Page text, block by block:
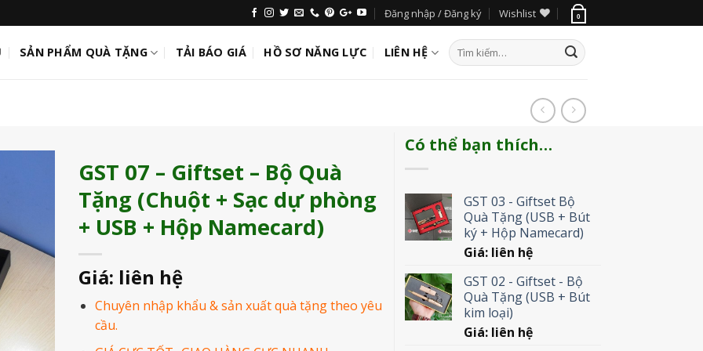
Đăng nhập / Đăng ký Wishlist 0
SẢN PHẨM QUÀ TẶNG TẢI BÁO GIÁ HỒ SƠ NĂNG LỰC LIÊN HỆ
GST 07 – Giftset – Bộ Quà
Tặng (Chuột + Sạc dự phòng
+ USB + Hộp Namecard)
Giá: liên hệ
Chuyên nhập khẩu & sản xuất quà tặng theo yêu
cầu.
Có thể bạn thích…
GST 03 - Giftset Bộ
Quà Tặng (USB + Bút
ký + Hộp Namecard)
Giá: liên hệ
GST 02 - Giftset - Bộ
Quà Tặng (USB + Bút
kim loại)
Giá: liên hệ